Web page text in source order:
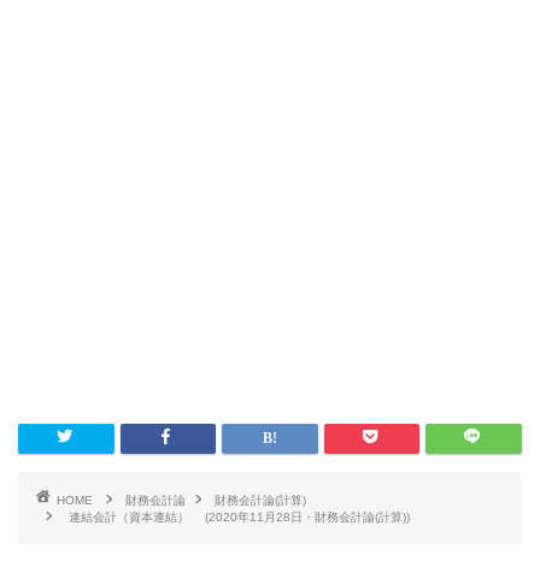
HOME 財務会計論
財務会計論(計算)
連結会計（資本連結） (2020年11月28日・財務会計論(計算))